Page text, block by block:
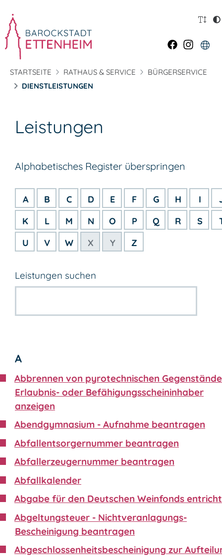
STARTSEITE RATHAUS & SERVICE
BÜRGERSERVICE
DIENSTLEISTUNGEN
Leistungen
Alphabetisches Register überspringen
A B C D E F G H I
K
L M N O P Q R S
U
V W X Y Z
Leistungen suchen
A
Abbrennen von pyrotechnischen
Erlaubnis- oder Befähigungsscheininhaber
anzeigen
Abendgymnasium - Aufnahme beantragen
Abfallentsorgernummer beantragen
Abfallerzeugernummer beantragen
Abfallkalender
Abgabe für den Deutschen Weinfonds
Abgeltungsteuer - Nichtveranlagungs-
Bescheinigung beantragen
Abgeschlossenheitsbescheinigung zur